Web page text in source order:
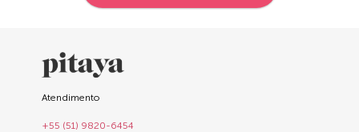
Atendimento
+55 (51) 9820-6454